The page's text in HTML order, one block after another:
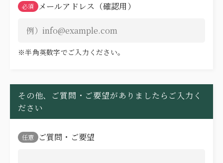
必須 メールアドレス （確認用）
※半角英数字でご入力ください。
その他、ご質問・ご要望がありましたらご入力く
ださい
任意 ご質問・ご要望